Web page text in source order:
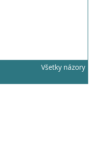
Všetky názory